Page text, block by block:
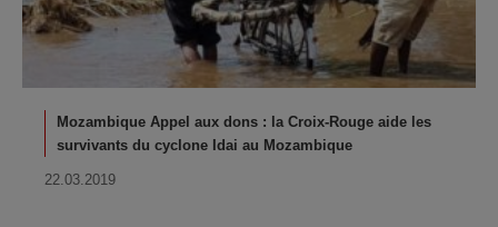
Mozambique Appel aux dons : la Croix-Rouge aide les
survivants du cyclone Idai au Mozambique
22.03.2019